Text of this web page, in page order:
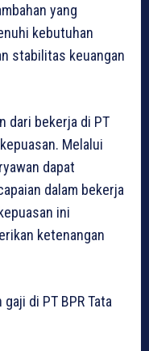
yang
kebutuhan
stabilitas keuangan
dari bekerja di PT
Melalui
dapat
dalam bekerja
ini
ketenangan
di PT BPR Tata